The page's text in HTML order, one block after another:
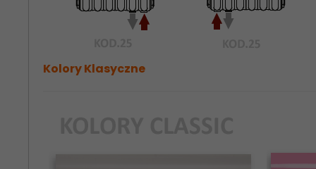
Kolory Klasyczne